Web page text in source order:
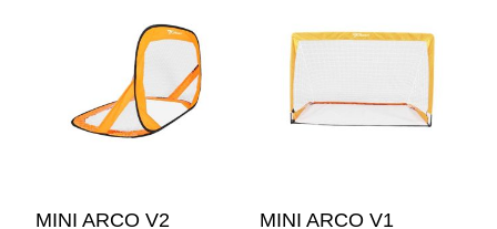
MINI ARCO V2
MINI ARCO V1